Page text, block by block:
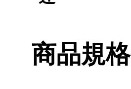
商品規格